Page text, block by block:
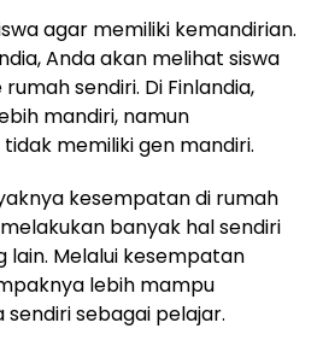
agar memiliki kemandirian.
Anda akan melihat siswa
sendiri. Di Finlandia,
mandiri, namun
memiliki gen mandiri.
kesempatan di rumah
banyak hal sendiri
Melalui kesempatan
lebih mampu
sebagai pelajar.